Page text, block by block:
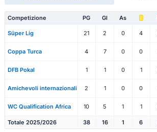
Competizione PG Gl As
Süper Lig 21 2 0 4
Coppa Turca 4 7 0 0
DFB Pokal 1 1 0 1
Amichevoli internazionali 2 1 0 0
WC Qualification Africa 10 5 1 1
Totale 2025/2026 38 16 1 6